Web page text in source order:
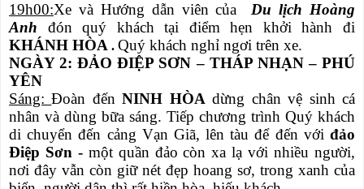
19h00:Xe và Hướng dẫn viên củaDu lịch Hoàng
Anh đón quý khách tại điểm hẹn khởi hành đi
KHÁNH HÒA . Quý khách nghỉ ngơi trên xe.
NGÀY 2: ĐẢO ĐIỆP SƠN – THÁP NHẠN – PHÚ
YÊN
Sáng:Đoàn đếnNINH HÒAdừng chân vệ sinh cá
nhân và dùng bữa sáng. Tiếp chương trình Quý khách
di chuyển đến cảng Vạn Giã, lên tàu để đến với đảo
Điệp Sơn - một quần đảo còn xa lạ với nhiều người,
nơi đây vẫn còn giữ nét đẹp hoang sơ, trong xanh của